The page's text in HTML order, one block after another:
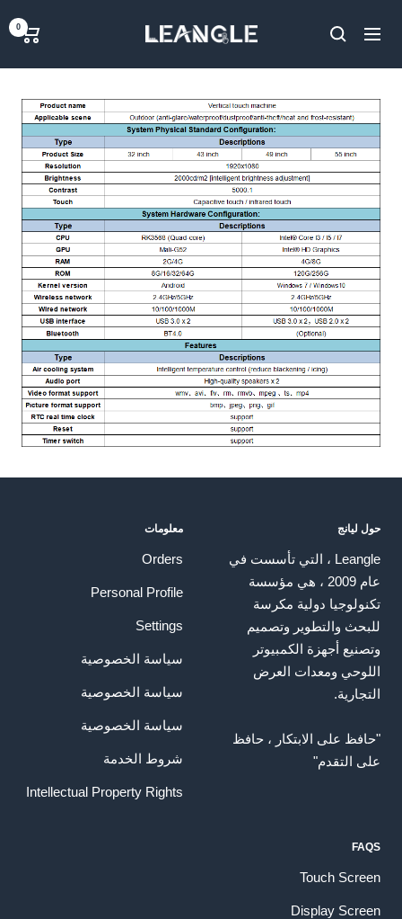
ملاحة
LGPC
0
حول ليانج
Leangle ، التي تأسست في
عام 2009 ، هي مؤسسة
تكنولوجيا دولية مكرسة
للبحث والتطوير وتصميم
وتصنيع أجهزة الكمبيوتر
اللوحي ومعدات العرض
التجارية.
"حافظ على الابتكار ، حافظ
على التقدم"
معلومات
Orders
Personal Profile
Settings
سياسة الخصوصية
سياسة الخصوصية
سياسة الخصوصية
شروط الخدمة
Intellectual Property Rights
FAQS
Touch Screen
Display Screen